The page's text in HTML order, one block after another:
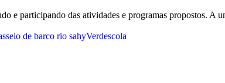
e participando das atividades e programas propostos. A
de barco rio sahyVerdescola